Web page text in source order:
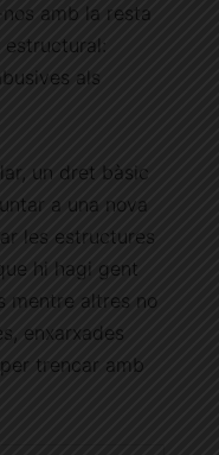
amb la resta
estructural:
als
un dret bàsic
a una nova
les estructures
hi hagi gent
mentre altres no
enxarxades
trencar amb